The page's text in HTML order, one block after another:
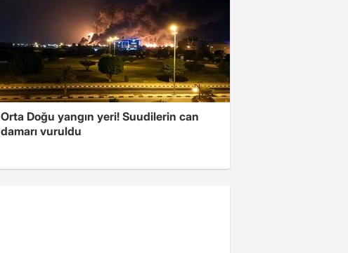
Orta Doğu yangın yeri! Suudilerin can
damarı vuruldu